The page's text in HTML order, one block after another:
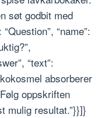
søt godbit med
“name”:
“text”:
absorberer
oppskriften
mulig resultat.”}}]}